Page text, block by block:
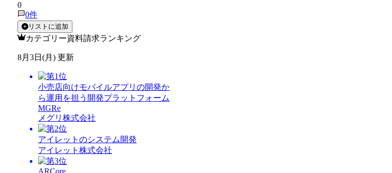
0
0件
リストに追加
カテゴリー資料請求ランキング
8月3日(月) 更新
小売店向けモバイルアプリの開発か
ら運用を担う開発プラットフォーム
MGRe
メグリ株式会社
アイレットのシステム開発
アイレット株式会社